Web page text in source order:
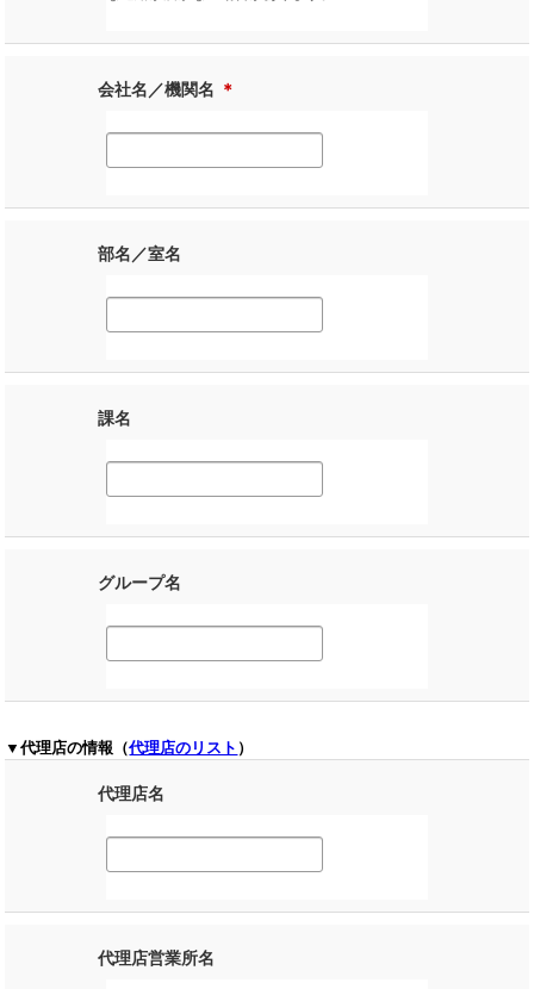
会社名／機関名 ＊
部名／室名
課名
グループ名
▼代理店の情報（代理店のリスト ）
代理店名
代理店営業所名